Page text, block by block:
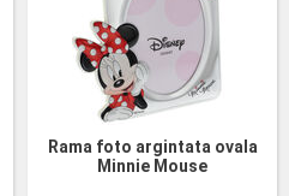
Rama foto argintata ovala
Minnie Mouse